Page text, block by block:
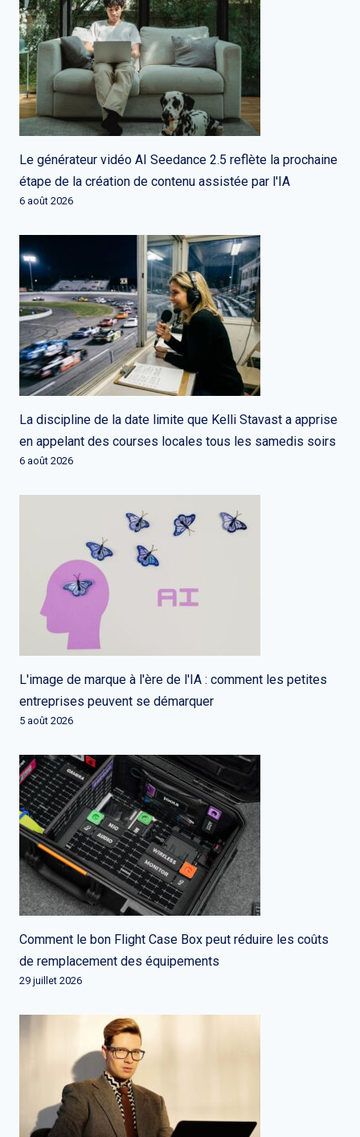
Le générateur vidéo AI Seedance 2.5 reflète la prochaine
étape de la création de contenu assistée par l'IA
6 août 2026
La discipline de la date limite que Kelli Stavast a apprise
en appelant des courses locales tous les samedis soirs
6 août 2026
L'image de marque à l'ère de l'IA : comment les petites
entreprises peuvent se démarquer
5 août 2026
Comment le bon Flight Case Box peut réduire les coûts
de remplacement des équipements
29 juillet 2026